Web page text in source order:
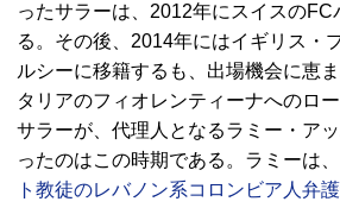
ったサラーは、2012年にスイスのFC
る。その後、2014年にはイギリス・
ルシーに移籍するも、出場機会に恵
タリアのフィオレンティーナへのロ
サラーが、代理人となるラミー・ア
ったのはこの時期である。ラミーは、
ト教徒のレバノン系コロンビア人弁